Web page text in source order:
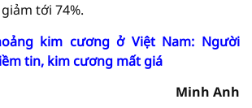
tới 74%.
kim cương ở Việt Nam: Người
tin, kim cương mất giá
Minh Anh